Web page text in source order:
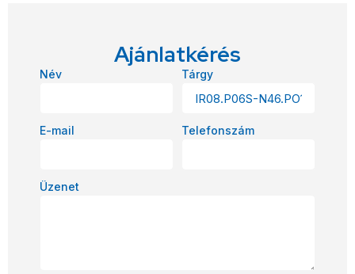
Ajánlatkérés
Név Tárgy
E-mail Telefonszám
Üzenet